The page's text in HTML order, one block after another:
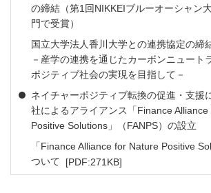
の締結（第1回NIKKEIブルーオーシャン
門で受賞）
国立大学法人香川大学との連携協定の締
－産学の連携を通じたカーボンニュート
ポジティブ社会の実現を目指して－
ネイチャーポジティブ転換の促進・支援
社によるアライアンス「Finance
Positive Solutions」（FANPS）の設立
「Finance Alliance for Nature Positive
ついて
[PDF:271KB]